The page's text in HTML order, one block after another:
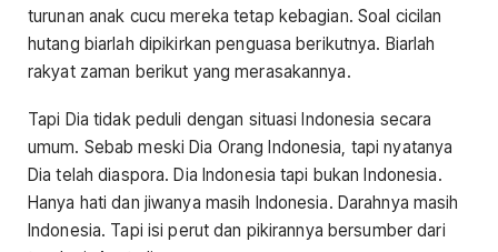
turunan anak cucu mereka tetap kebagian. Soal cicilan
hutang biarlah dipikirkan penguasa berikutnya. Biarlah
rakyat zaman berikut yang merasakannya.
Tapi Dia tidak peduli dengan situasi Indonesia secara
umum. Sebab meski Dia Orang Indonesia, tapi nyatanya
Dia telah diaspora. Dia Indonesia tapi bukan Indonesia.
Hanya hati dan jiwanya masih Indonesia. Darahnya masih
Indonesia. Tapi isi perut dan pikirannya bersumber dari